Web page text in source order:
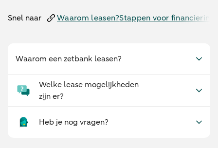
Snel naar Waarom leasen?Stappen voor financiering
Waarom een zetbank leasen?
Welke lease mogelijkheden
zijn er?
Heb je nog vragen?